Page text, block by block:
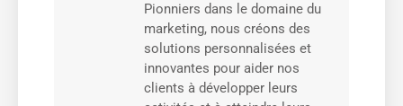
Pionniers dans le domaine du
marketing, nous créons des
solutions personnalisées et
innovantes pour aider nos
clients à développer leurs